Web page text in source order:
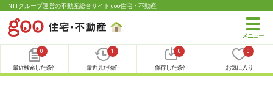
NTTグループ運営の不動産総合サイト goo住宅・不動産
0
最近検索した条件
1
最近見た物件
0
保存した条件
0
お気に入り